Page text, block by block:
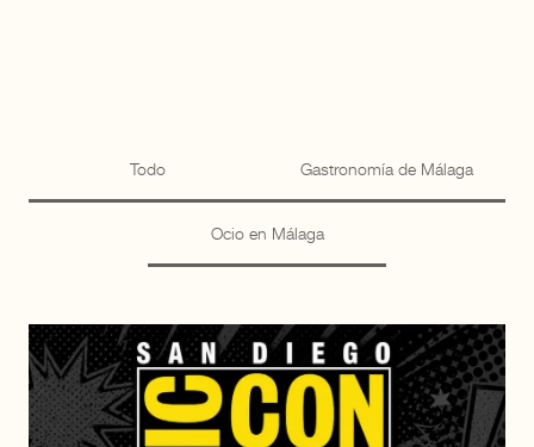
Todo Gastronomía de Málaga
Ocio en Málaga